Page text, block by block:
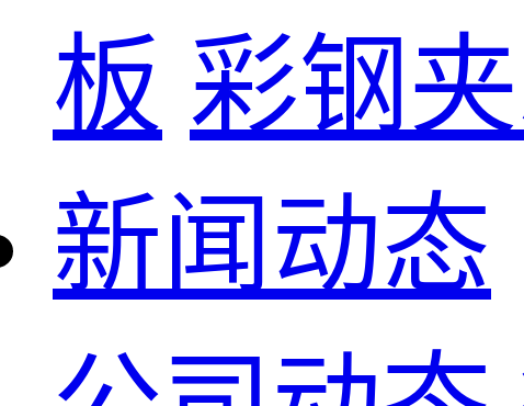
板 彩钢
新闻动态